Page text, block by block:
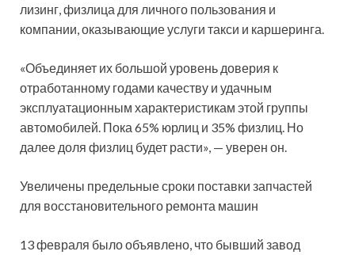
лизинг, физлица для личного пользования и
компании, оказывающие услуги такси и каршеринга.
«Объединяет их большой уровень доверия к
отработанному годами качеству и удачным
эксплуатационным характеристикам этой группы
автомобилей. Пока 65% юрлиц и 35% физлиц. Но
далее доля физлиц будет расти», — уверен он.
Увеличены предельные сроки поставки запчастей
для восстановительного ремонта машин
13 февраля было объявлено, что бывший завод